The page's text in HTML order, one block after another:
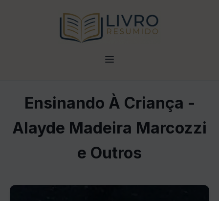
Ensinando À Criança -
Alayde Madeira Marcozzi
e Outros